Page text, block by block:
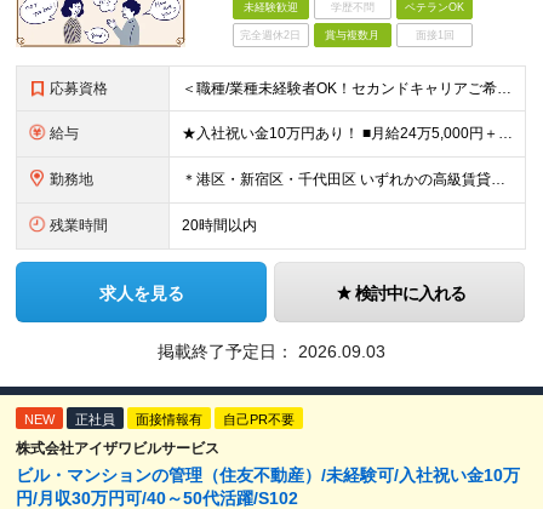
未経験歓迎 学歴不問 ベテランOK
完全週休2日 賞与複数月 面接1回
応募資格 ＜職種/業種未経験者OK！セカンドキャリアご希望の方も大歓迎！＞ ■高卒以上 ■英語が好きな方・抵抗がない方 ■60歳未満の方(定年年齢による理由) ＜面接は相互理解を大切にしています＞ 緊張して上
給与 ★入社祝い金10万円あり！ ■月給24万5,000円＋賞与年2回(2カ月/2025年実績)＋時間外手当＋資格手当＋交通費 ※一律英会話手当（2万円）を含みます ※給与は経験・能力等を考慮して決定し
勤務地 ＊港区・新宿区・千代田区 いずれかの高級賃貸マンションにて勤務 ◇港区南麻布エリア ◇新宿区エリア ◇千代田区エリア ★竣工するマンション（南青山）でのオープニング募集もあります！ 【本社】 東
残業時間 20時間以内
求人を見る 検討中に入れる
掲載終了予定日： 2026.09.03
NEW 正社員 面接情報有 自己PR不要
株式会社アイザワビルサービス
ビル・マンションの管理（住友不動産）/未経験可/入社祝い金10万
円/月収30万円可/40～50代活躍/S102